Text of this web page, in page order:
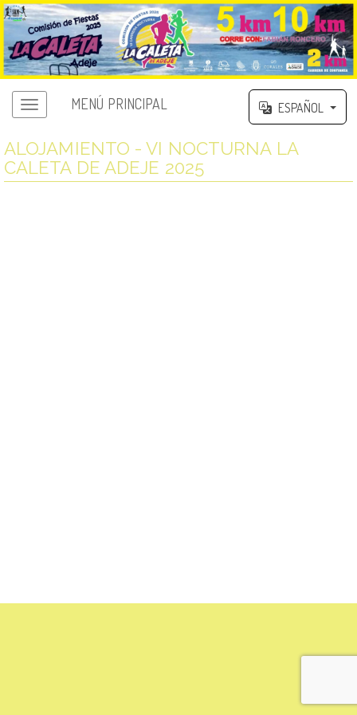
MENÚ PRINCIPAL ESPAÑOL
ALOJAMIENTO - VI NOCTURNA LA
CALETA DE ADEJE 2025